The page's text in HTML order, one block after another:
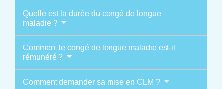
Quelle est la durée du congé de longue
maladie ?
Comment le congé de longue maladie est-il
rémunéré ?
Comment demander sa mise en CLM ?